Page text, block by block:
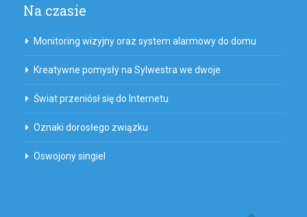
Na czasie
Monitoring wizyjny oraz system alarmowy do domu
Kreatywne pomysły na Sylwestra we dwoje
Świat przeniósł się do Internetu
Oznaki dorosłego związku
Oswojony singiel